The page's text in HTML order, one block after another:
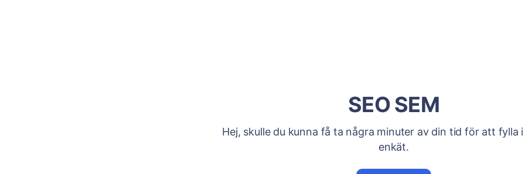
SEO SEM
Hej, skulle du kunna få ta några minuter av din tid för att fylla
enkät.